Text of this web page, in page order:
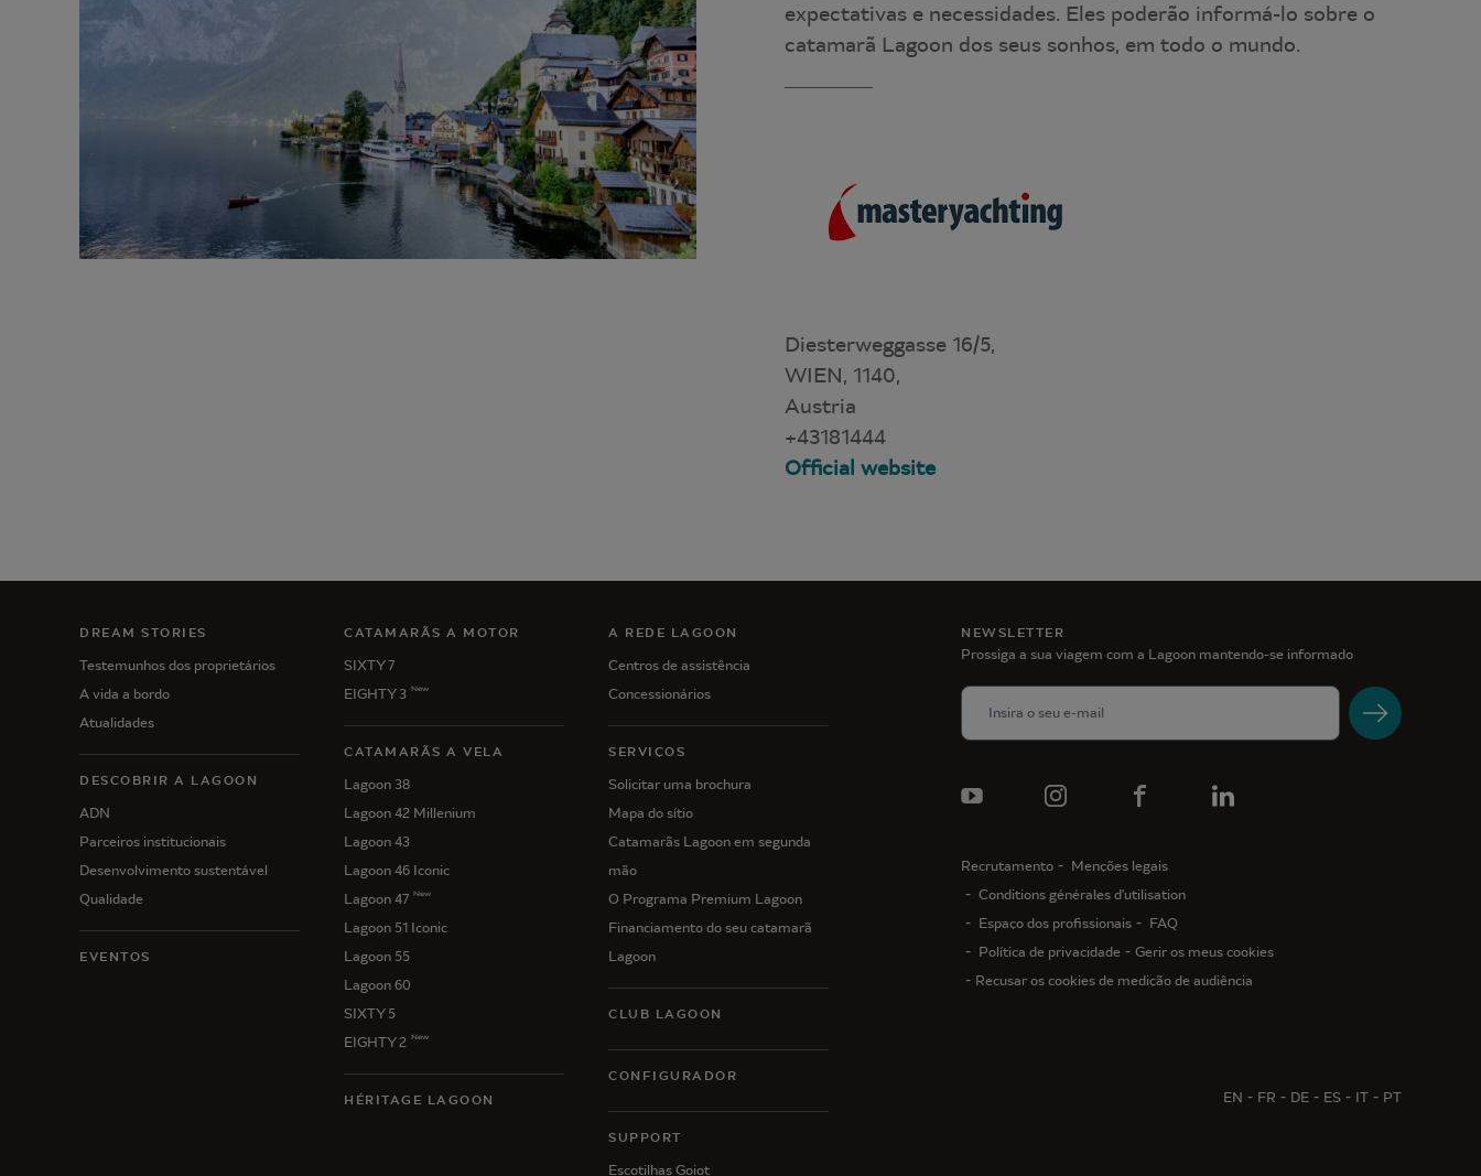
expectativas e necessidades. Eles poderão informá-lo sobre o
catamarã Lagoon dos seus sonhos, em todo o mundo.
Diesterweggasse 16/5,
WIEN, 1140,
Austria
+43181444
Official website
DREAM STORIES
Testemunhos dos proprietários
A vida a bordo
Atualidades
DESCOBRIR A LAGOON
ADN
Parceiros institucionais
Desenvolvimento sustentável
Qualidade
EVENTOS
CATAMARÃS A MOTOR
SIXTY 7
EIGHTY 3 New
CATAMARÃS A VELA
Lagoon 38
Lagoon 42 Millenium
Lagoon 43
Lagoon 46 Iconic
Lagoon 47 New
Lagoon 51 Iconic
Lagoon 55
Lagoon 60
SIXTY 5
EIGHTY 2 New
HÉRITAGE LAGOON
A REDE LAGOON
Centros de assistência
Concessionários
SERVIÇOS
Solicitar uma brochura
Mapa do sítio
Catamarãs Lagoon em segunda
mão
O Programa Premium Lagoon
Financiamento do seu catamarã
Lagoon
CLUB LAGOON
CONFIGURADOR
SUPPORT
Escotilhas Goiot
NEWSLETTER
Prossiga a sua viagem com a Lagoon mantendo-se informado
Recrutamento
Menções legais
Conditions générales d'utilisation
Espaço dos profissionais
FAQ
Política de privacidade
Gerir os meus cookies
Recusar os cookies de medição de audiência
EN FR DE ES IT PT